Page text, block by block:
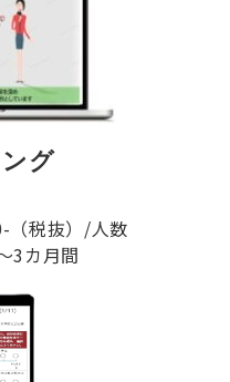
グ
税抜）/人数
3カ月間